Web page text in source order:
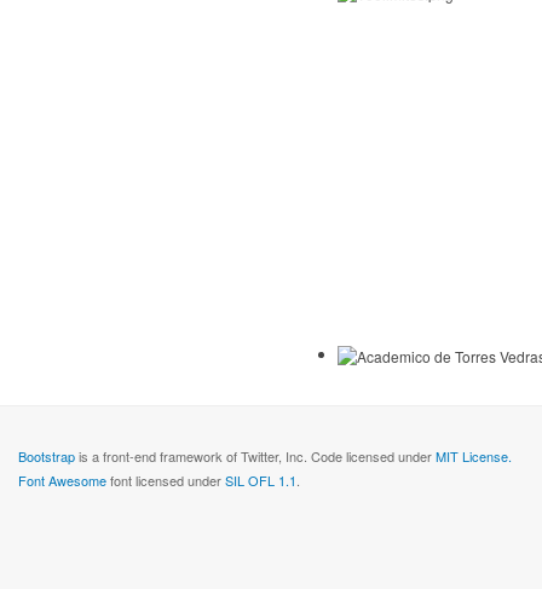
Bootstrapis a front-end framework of Twitter, Inc. Code licensed underMIT License.
Font Awesomefont licensed underSIL OFL 1.1